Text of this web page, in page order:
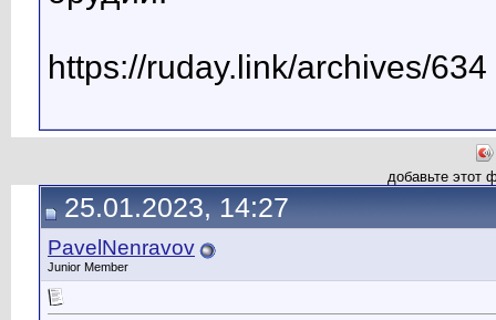
https://ruday.link/archives/634
добавьте этот
25.01.2023, 14:27
PavelNenravov
Junior Member